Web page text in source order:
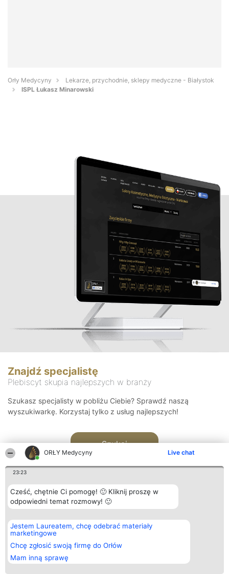
ORŁY Medycyny Live chat
23:23
Cześć, chętnie Ci pomogę! 🙂 Kliknij proszę w
odpowiedni temat rozmowy! 🙂
Jestem Laureatem, chcę odebrać materiały
marketingowe
Chcę zgłosić swoją firmę do Orłów
Mam inną sprawę
Orły Medycyny
Lekarze, przychodnie, sklepy medyczne - Białystok
ISPL Łukasz Minarowski
Znajdź specjalistę
Plebiscyt skupia najlepszych w branży
Szukasz specjalisty w pobliżu Ciebie? Sprawdź naszą
wyszukiwarkę. Korzystaj tylko z usług najlepszych!
Szukaj
Organizator plebiscytu
Bright Side Solutions sp. z o.
o. sp. k.
ul. Ruska 22
Wrocław 50-079
KRS 0000749100 | Regon
381313360 | NIP 8943132676
Plebiscyt
Laureaci
wszystkich
Laureatów
Regulamin
Kontakt
Kontakt